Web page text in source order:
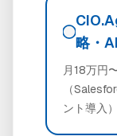
略・
月18万円
（
ント導入